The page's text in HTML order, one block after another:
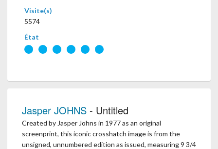
Visite(s)
5574
État
Jasper JOHNS - Untitled
Created by Jasper Johns in 1977 as an original
screenprint, this iconic crosshatch image is from the
unsigned, unnumbered edition as issued, measuring 9 3/4